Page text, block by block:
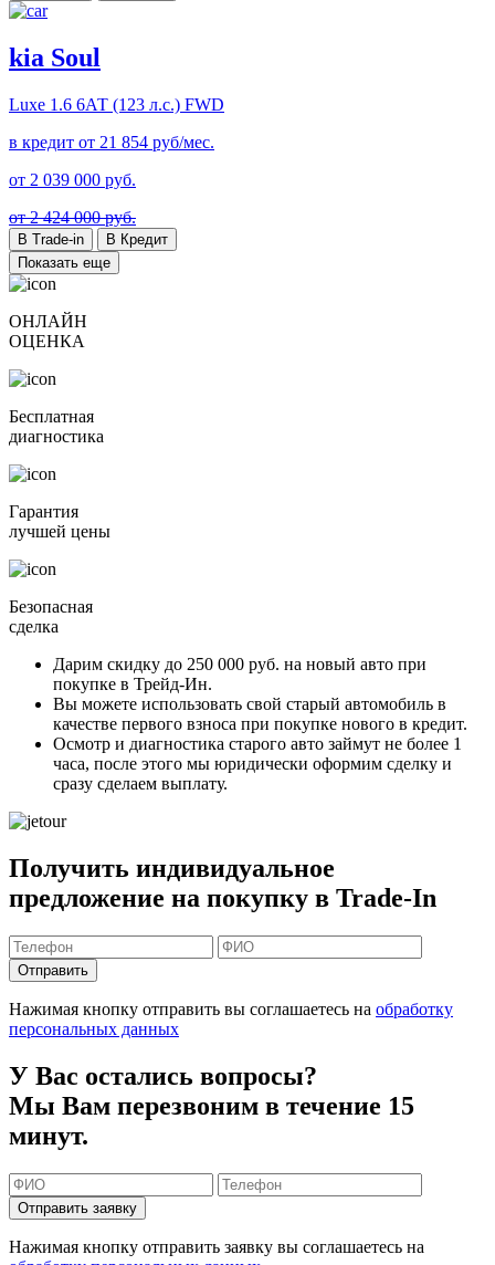
kia Soul
Luxe 1.6 6АТ (123 л.с.) FWD
в кредит от 21 854 руб/мес.
от 2 039 000 руб.
от 2 424 000 руб.
В Trade-in
В Кредит
Показать еще
ОНЛАЙН
ОЦЕНКА
Бесплатная
диагностика
Гарантия
лучшей цены
Безопасная
сделка
Дарим скидку до 250 000 руб. на новый авто при
покупке в Трейд-Ин.
Вы можете использовать свой старый автомобиль в
качестве первого взноса при покупке нового в кредит.
Осмотр и диагностика старого авто займут не более 1
часа, после этого мы юридически оформим сделку и
сразу сделаем выплату.
Получить индивидуальное
предложение на покупку в Trade-In
Отправить
Нажимая кнопку отправить вы соглашаетесь на обработку
персональных данных
У Вас остались вопросы?
Мы Вам перезвоним в течение 15
минут.
Отправить заявку
Нажимая кнопку отправить заявку вы соглашаетесь на